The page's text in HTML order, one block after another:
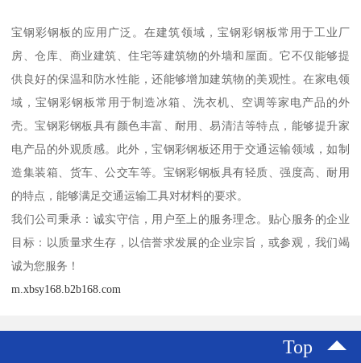
宝钢彩钢板的应用广泛。在建筑领域，宝钢彩钢板常用于工业厂
房、仓库、商业建筑、住宅等建筑物的外墙和屋面。它不仅能够提
供良好的保温和防水性能，还能够增加建筑物的美观性。在家电领
域，宝钢彩钢板常用于制造冰箱、洗衣机、空调等家电产品的外
壳。宝钢彩钢板具有颜色丰富、耐用、易清洁等特点，能够提升家
电产品的外观质感。此外，宝钢彩钢板还用于交通运输领域，如制
造集装箱、货车、公交车等。宝钢彩钢板具有轻质、强度高、耐用
的特点，能够满足交通运输工具对材料的要求。
我们公司秉承：诚实守信，用户至上的服务理念。贴心服务的企业
目标：以质量求生存，以信誉求发展的企业宗旨，或参观，我们竭
诚为您服务！
m.xbsy168.b2b168.com
Top